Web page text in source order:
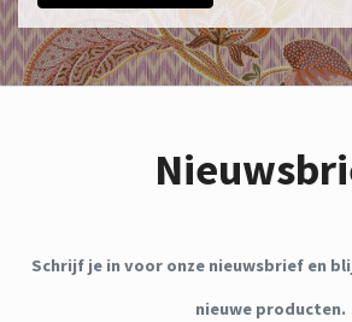
Schrijf je in voor onze nieuwsbrief en
nieuwe producten.